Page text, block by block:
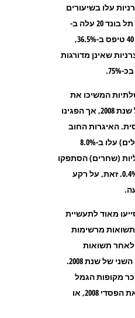
עלו בשיעורים
גבוהים מאוד גם הן: תל בונד 20 עלה ב-
16.4%, מדד תל בונד 40 טיפס ב-36.5%,
שאינן מדורגות
המשיכו את
המגמה החיובית של שנת 2008, אך הפגינו
האיגרות החוב
הצמודות למדד (גלילים) עלו ב-8.0%
(שחרים) הסתפקו
בעלייה סמלית של 0.4%. זאת, על רקע
מאוד לתעשיית
מרשימות
לאחר תשואות
שליליות מאוד בחצי השני של שנת 2008.
מקופות הגמל
להחזיר לעמיתיהם את הפסדי 2008, או